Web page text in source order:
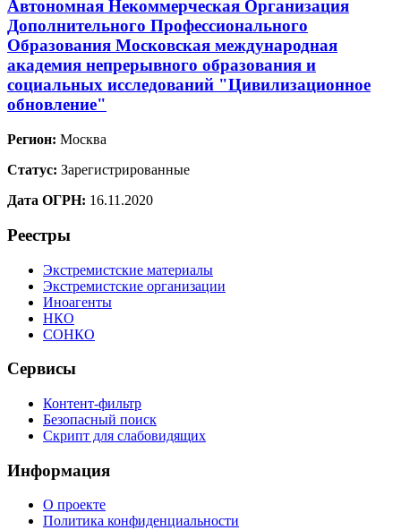
Автономная Некоммерческая Организация
Дополнительного Профессионального
Образования Московская международная
академия непрерывного образования и
социальных исследований "Цивилизационное
обновление"
Регион: Москва
Статус: Зарегистрированные
Дата ОГРН: 16.11.2020
Реестры
Экстремистские материалы
Экстремистские организации
Иноагенты
НКО
СОНКО
Сервисы
Контент-фильтр
Безопасный поиск
Скрипт для слабовидящих
Информация
О проекте
Политика конфиденциальности